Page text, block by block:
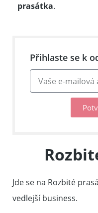
prasátka.
Přihlaste se k
Jde se na Rozbité
vedlejší business.